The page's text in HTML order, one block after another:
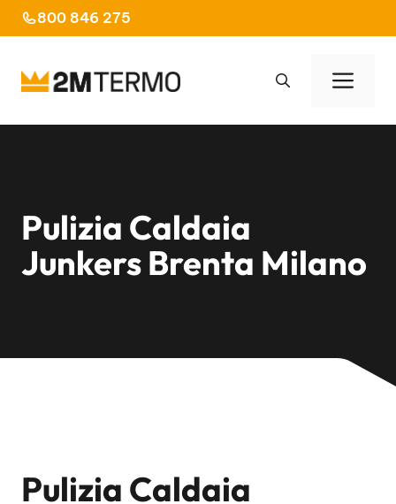
al
800 846 275
Pulizia Caldaia
Junkers Brenta Milano
Pulizia Caldaia